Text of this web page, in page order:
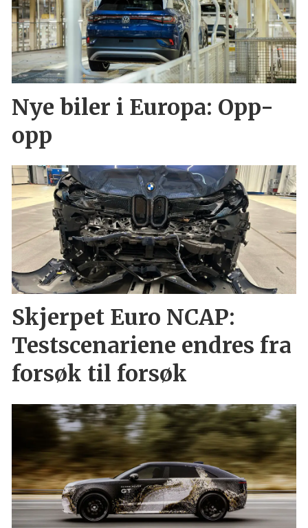
Nye biler i Europa: Opp-
opp
Skjerpet Euro NCAP:
Testscenariene endres fra
forsøk til forsøk